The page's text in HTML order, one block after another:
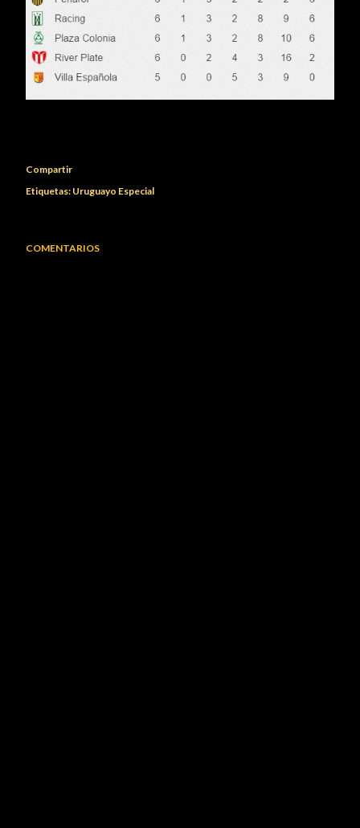
Compartir
Etiquetas: Uruguayo Especial
COMENTARIOS